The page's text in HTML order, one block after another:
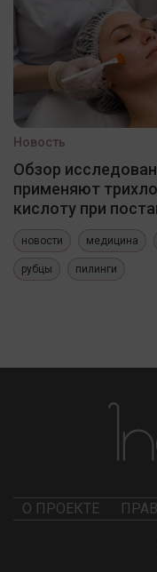
Новость
Обзор
применяют
кислоту при
новости медицина
рубцы пилинги
О ПРОЕКТЕ